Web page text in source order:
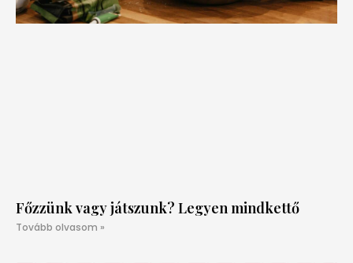
Főzzünk vagy játszunk? Legyen mindkettő
Tovább olvasom »